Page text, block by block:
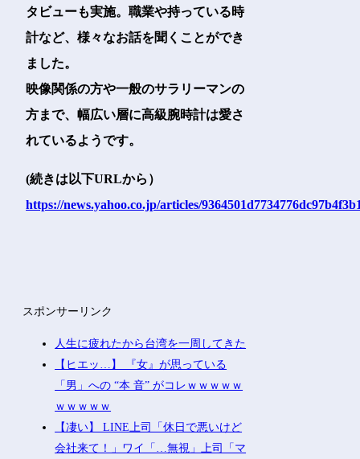
タビューも実施。職業や持っている時
計など、様々なお話を聞くことができ
ました。
映像関係の方や一般のサラリーマンの
方まで、幅広い層に高級腕時計は愛さ
れているようです。
(続きは以下URLから）
https://news.yahoo.co.jp/articles/
スポンサーリンク
人生に疲れたから台湾を一周してきた
【ヒエッ…】 『女』が思っている
「男」への “本 音” がコレｗｗｗｗｗ
ｗｗｗｗｗ
【凄い】 LINE上司「休日で悪いけど
会社来て！」ワイ「…無視」上司「マ